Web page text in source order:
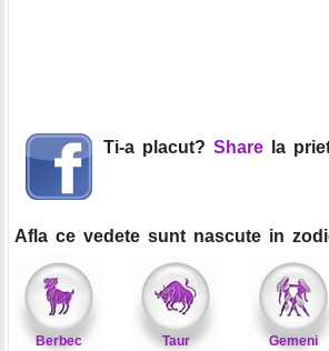
Ti-a placut? Share la
Afla ce vedete sunt nascute in
Berbec Taur Gemeni